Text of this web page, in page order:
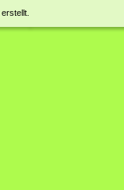
erstellt.